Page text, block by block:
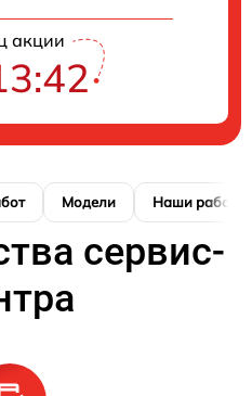
акции
Модели Наши работы
сервис-